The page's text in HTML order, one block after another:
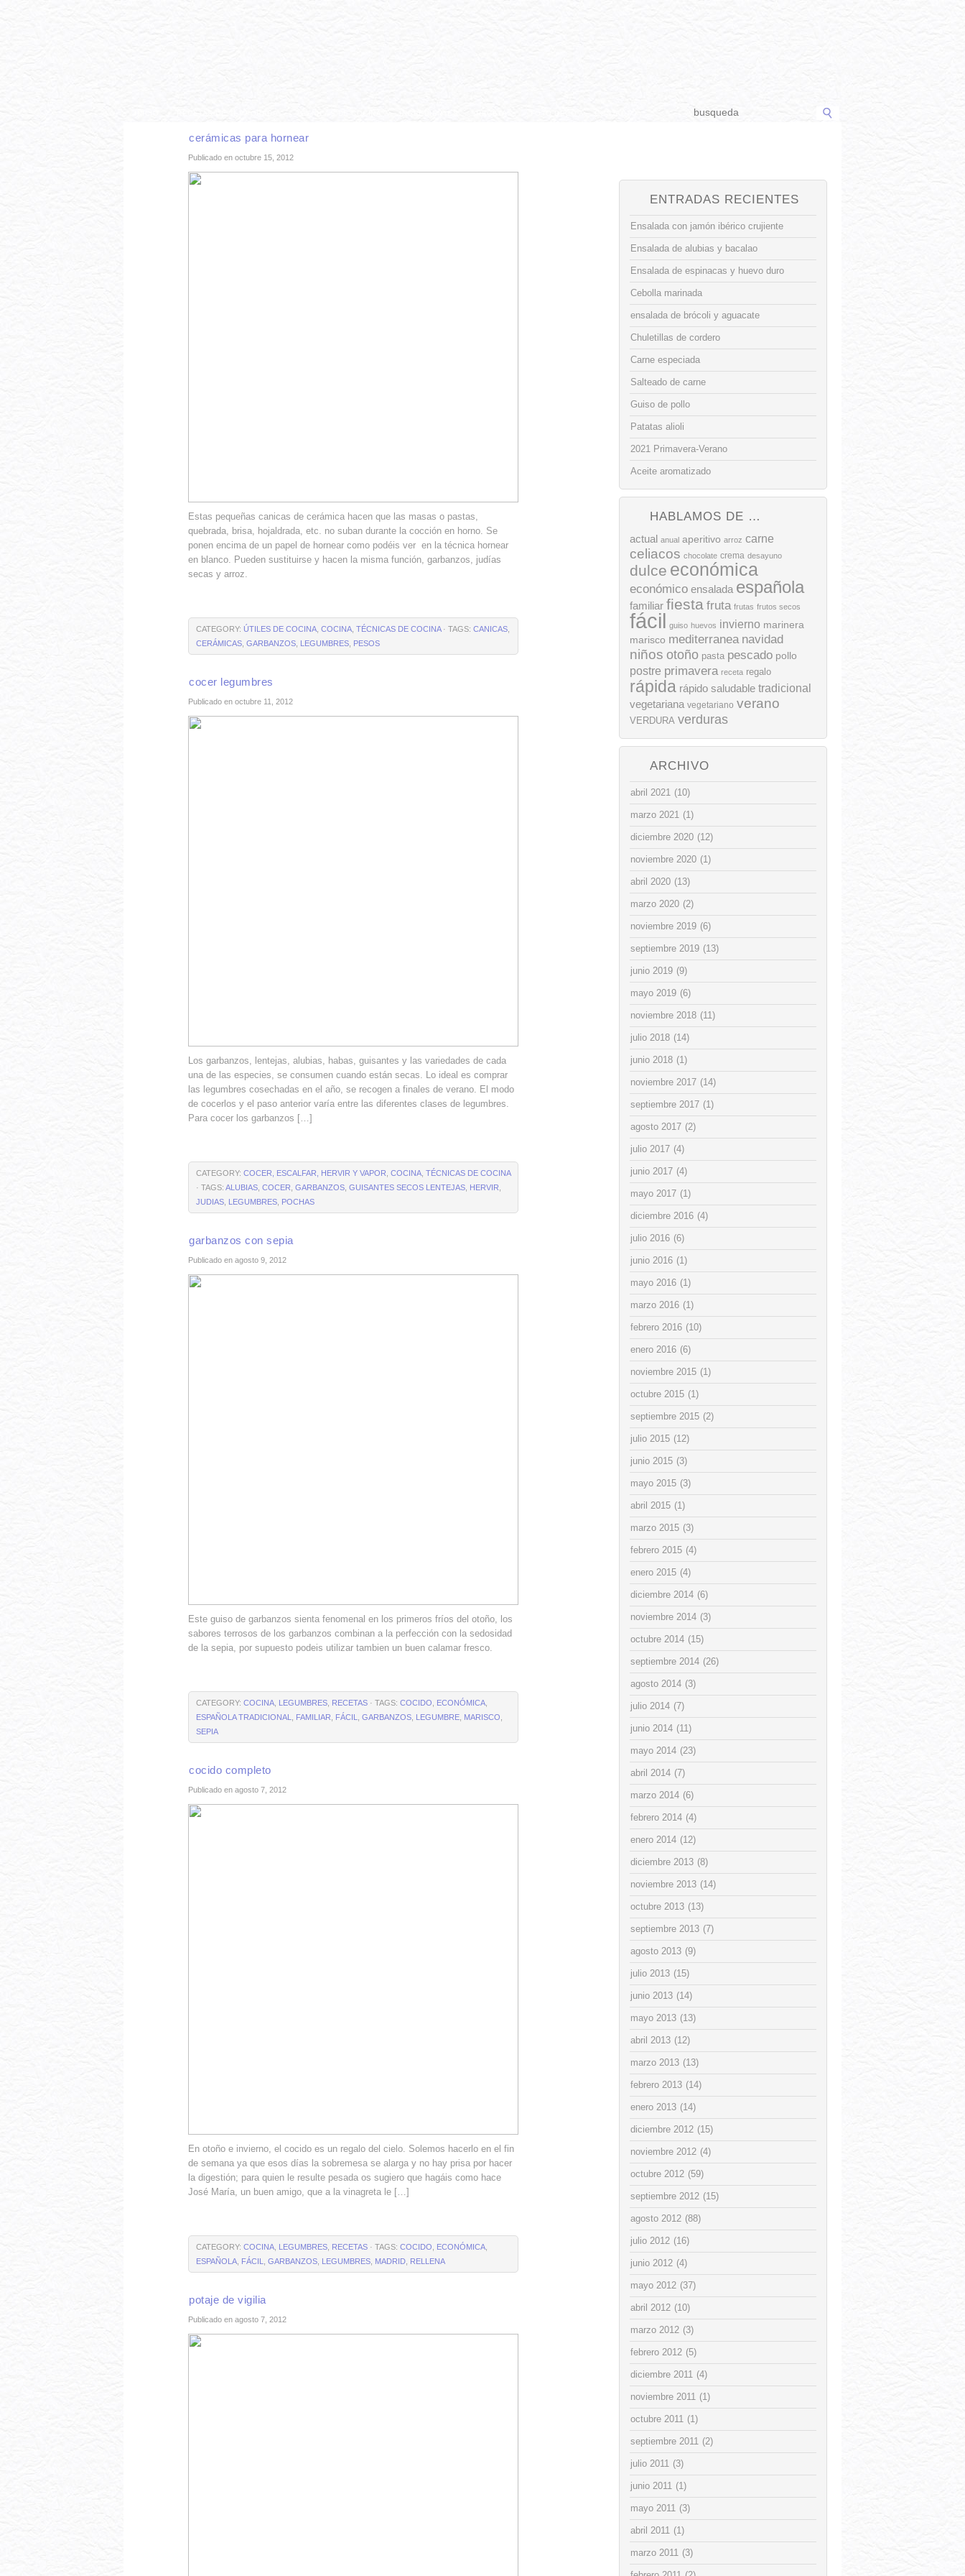
cerámicas para hornear
Publicado en octubre 15, 2012
Estas pequeñas canicas de cerámica hacen que las masas o pastas,
quebrada, brisa, hojaldrada, etc. no suban durante la cocción en horno. Se
ponen encima de un papel de hornear como podéis ver en la técnica hornear
en blanco. Pueden sustituirse y hacen la misma función, garbanzos, judías
secas y arroz.
CATEGORY: ÚTILES DE COCINA COCINA TÉCNICAS DE COCINA· TAGS: CANICAS
CERÁMICAS GARBANZOS LEGUMBRES PESOS
cocer legumbres
Publicado en octubre 11, 2012
Los garbanzos, lentejas, alubias, habas, guisantes y las variedades de cada
una de las especies, se consumen cuando están secas. Lo ideal es comprar
las legumbres cosechadas en el año, se recogen a finales de verano. El modo
de cocerlos y el paso anterior varía entre las diferentes clases de legumbres.
Para cocer los garbanzos […]
CATEGORY: COCER, ESCALFAR, HERVIR Y VAPOR COCINA TÉCNICAS DE COCINA
· TAGS: ALUBIAS COCER GARBANZOS GUISANTES SECOS LENTEJAS HERVIR
JUDIAS LEGUMBRES POCHAS
garbanzos con sepia
Publicado en agosto 9, 2012
Este guiso de garbanzos sienta fenomenal en los primeros fríos del otoño, los
sabores terrosos de los garbanzos combinan a la perfección con la sedosidad
de la sepia, por supuesto podeis utilizar tambien un buen calamar fresco.
CATEGORY: COCINA LEGUMBRES RECETAS · TAGS: COCIDO ECONÓMICA
ESPAÑOLA TRADICIONAL
FAMILIAR FÁCIL GARBANZOS LEGUMBRE MARISCO
SEPIA
cocido completo
Publicado en agosto 7, 2012
En otoño e invierno, el cocido es un regalo del cielo. Solemos hacerlo en el fin
de semana ya que esos días la sobremesa se alarga y no hay prisa por hacer
la digestión; para quien le resulte pesada os sugiero que hagáis como hace
José María, un buen amigo, que a la vinagreta le […]
CATEGORY: COCINA LEGUMBRES RECETAS · TAGS: COCIDO ECONÓMICA
ESPAÑOLA FÁCIL GARBANZOS LEGUMBRES MADRID RELLENA
potaje de vigilia
Publicado en agosto 7, 2012
ENTRADAS RECIENTES
Ensalada con jamón ibérico crujiente
Ensalada de alubias y bacalao
Ensalada de espinacas y huevo duro
Cebolla marinada
ensalada de brócoli y aguacate
Chuletillas de cordero
Carne especiada
Salteado de carne
Guiso de pollo
Patatas alioli
2021 Primavera-Verano
Aceite aromatizado
HABLAMOS DE …
actual anual aperitivo arroz carne
celiacos chocolate crema desayuno
dulce económica
económico ensalada española
familiar fiesta fruta frutas frutos secos
fácil guiso huevos invierno marinera
marisco mediterranea navidad
niños otoño pasta pescado pollo
postre primavera receta regalo
rápida rápido saludable tradicional
vegetariana vegetariano verano
VERDURA verduras
ARCHIVO
abril 2021 (10)
marzo 2021 (1)
diciembre 2020 (12)
noviembre 2020 (1)
abril 2020 (13)
marzo 2020 (2)
noviembre 2019 (6)
septiembre 2019 (13)
junio 2019 (9)
mayo 2019 (6)
noviembre 2018 (11)
julio 2018 (14)
junio 2018 (1)
noviembre 2017 (14)
septiembre 2017 (1)
agosto 2017 (2)
julio 2017 (4)
junio 2017 (4)
mayo 2017 (1)
diciembre 2016 (4)
julio 2016 (6)
junio 2016 (1)
mayo 2016 (1)
marzo 2016 (1)
febrero 2016 (10)
enero 2016 (6)
noviembre 2015 (1)
octubre 2015 (1)
septiembre 2015 (2)
julio 2015 (12)
junio 2015 (3)
mayo 2015 (3)
abril 2015 (1)
marzo 2015 (3)
febrero 2015 (4)
enero 2015 (4)
diciembre 2014 (6)
noviembre 2014 (3)
octubre 2014 (15)
septiembre 2014 (26)
agosto 2014 (3)
julio 2014 (7)
junio 2014 (11)
mayo 2014 (23)
abril 2014 (7)
marzo 2014 (6)
febrero 2014 (4)
enero 2014 (12)
diciembre 2013 (8)
noviembre 2013 (14)
octubre 2013 (13)
septiembre 2013 (7)
agosto 2013 (9)
julio 2013 (15)
junio 2013 (14)
mayo 2013 (13)
abril 2013 (12)
marzo 2013 (13)
febrero 2013 (14)
enero 2013 (14)
diciembre 2012 (15)
noviembre 2012 (4)
octubre 2012 (59)
septiembre 2012 (15)
agosto 2012 (88)
julio 2012 (16)
junio 2012 (4)
mayo 2012 (37)
abril 2012 (10)
marzo 2012 (3)
febrero 2012 (5)
diciembre 2011 (4)
noviembre 2011 (1)
octubre 2011 (1)
septiembre 2011 (2)
julio 2011 (3)
junio 2011 (1)
mayo 2011 (3)
abril 2011 (1)
marzo 2011 (3)